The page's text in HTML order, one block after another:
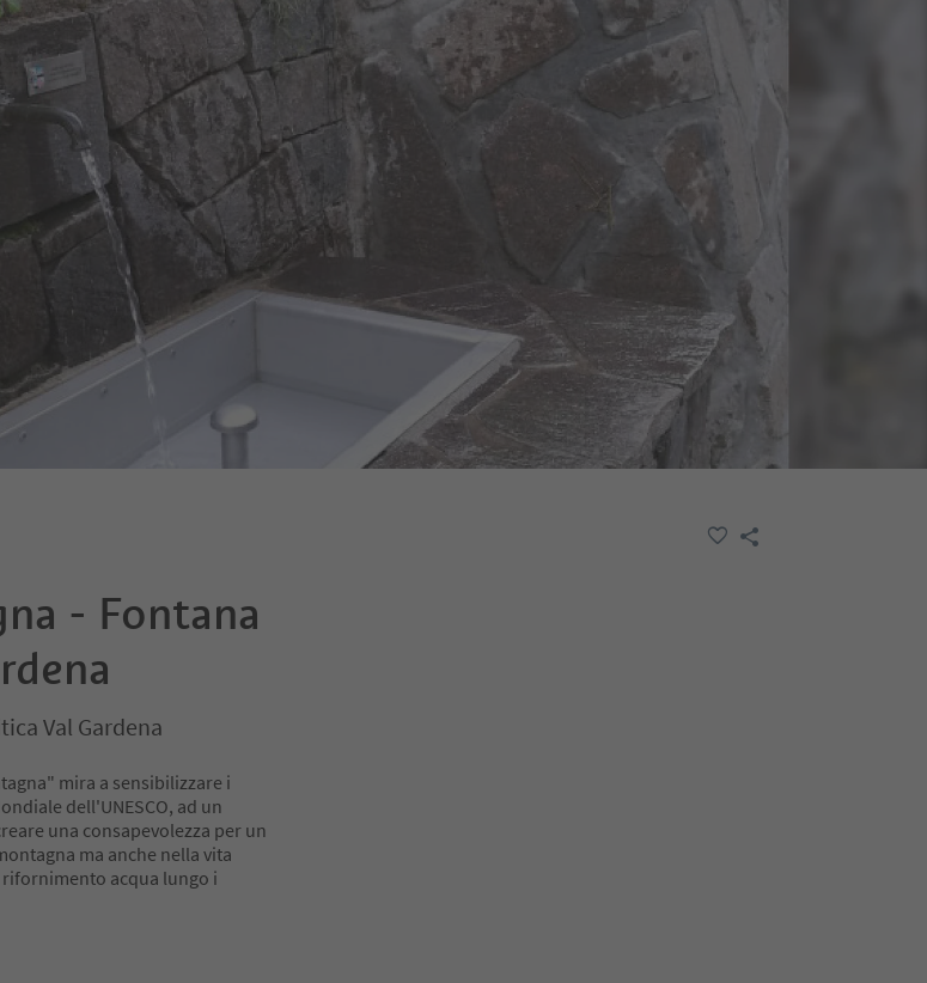
- Fontana
Val Gardena
mira a sensibilizzare i
dell'UNESCO, ad un
una consapevolezza per un
ma anche nella vita
acqua lungo i